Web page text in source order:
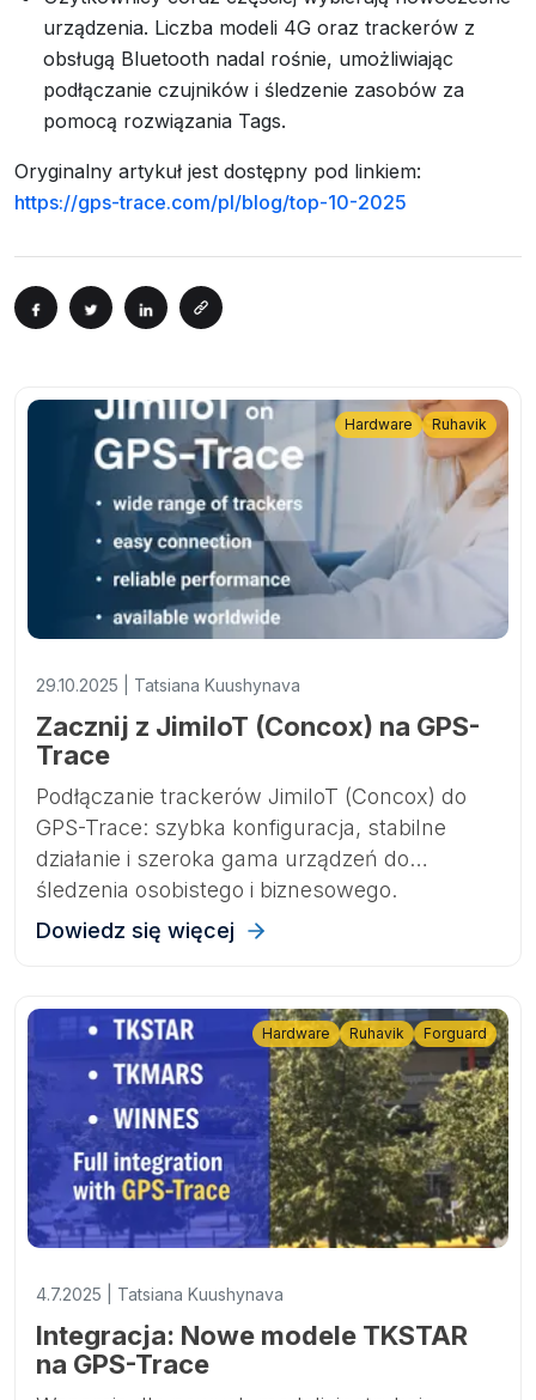
urządzenia. Liczba modeli 4G oraz trackerów z
obsługą Bluetooth nadal rośnie, umożliwiając
podłączanie czujników i śledzenie zasobów za
pomocą rozwiązania Tags.
Oryginalny artykuł jest dostępny pod linkiem:
https://gps-trace.com/pl/blog/top-10-2025
29.10.2025 | Tatsiana Kuushynava
Zacznij z JimiIoT (Concox) na GPS-
Trace
Podłączanie trackerów JimiIoT (Concox) do
GPS-Trace: szybka konfiguracja, stabilne
działanie i szeroka gama urządzeń do
śledzenia osobistego i biznesowego.
Dowiedz się więcej
Hardware Ruhavik
4.7.2025 | Tatsiana Kuushynava
Integracja: Nowe modele TKSTAR
na GPS-Trace
Hardware Ruhavik Forguard